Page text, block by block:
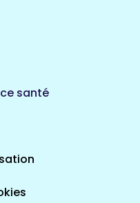
Alpes
santé
santé
santé